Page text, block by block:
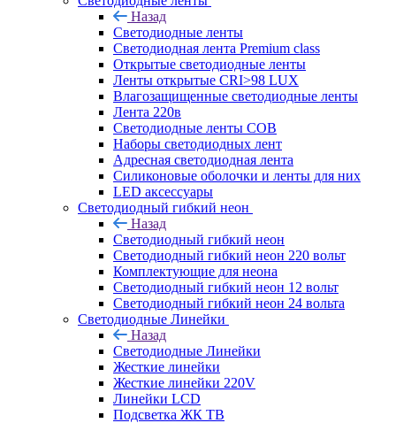
Назад
Светодиодные ленты
Светодиодная лента Premium class
Открытые светодиодные ленты
Ленты открытые CRI>98 LUX
Влагозащищенные светодиодные ленты
Лента 220в
Светодиодные ленты COB
Наборы светодиодных лент
Адресная светодиодная лента
Силиконовые оболочки и ленты для них
LED аксессуары
Светодиодный гибкий неон
Назад
Светодиодный гибкий неон
Светодиодный гибкий неон 220 вольт
Комплектующие для неона
Светодиодный гибкий неон 12 вольт
Светодиодный гибкий неон 24 вольта
Светодиодные Линейки
Назад
Светодиодные Линейки
Жесткие линейки
Жесткие линейки 220V
Линейки LCD
Подсветка ЖК ТВ